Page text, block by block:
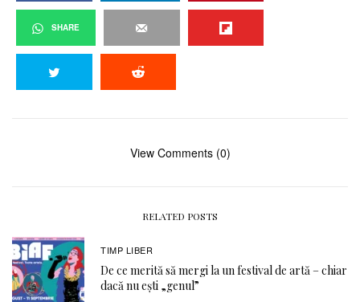
SHARE
View Comments (0)
RELATED POSTS
TIMP LIBER
De ce merită să mergi la un festival de artă – chiar
dacă nu ești „genul”